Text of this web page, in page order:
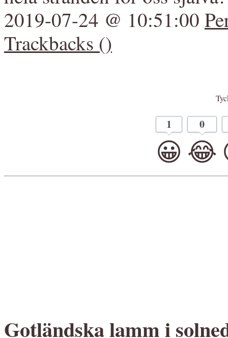
2019-07-24 @ 10:51:00
Trackbacks ()
1
😀
0
😂
Gotländska lamm i